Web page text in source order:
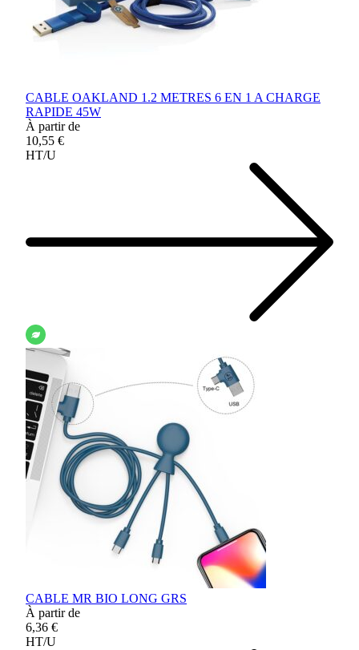
CABLE OAKLAND 1.2 METRES 6 EN 1 A CHARGE
RAPIDE 45W
À partir de
10,55 €
HT/U
CABLE MR BIO LONG GRS
À partir de
6,36 €
HT/U